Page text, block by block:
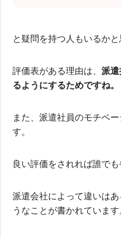
と疑問を持つ人もいるかと
評価表がある理由は、 派遣
るようにするためですね。
また、派遣社員のモチベ
す。
良い評価をされれば誰でも
派遣会社によって違いは
うなことが書かれています